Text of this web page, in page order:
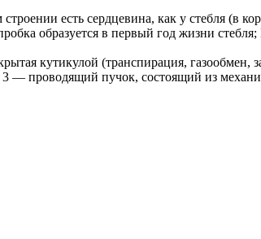
есть сердцевина, как у стебля (в
образуется в первый год жизни
кутикулой (транспирация, газообмен,
— проводящий пучок, состоящий из